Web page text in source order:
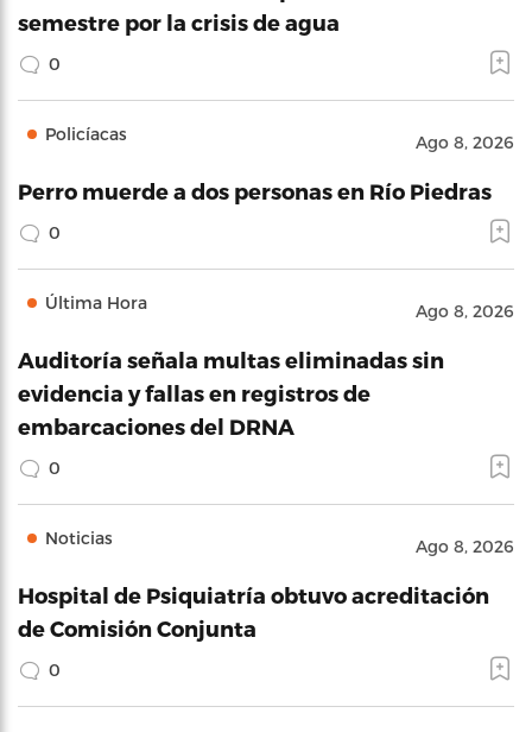
semestre por la crisis de agua
0
Policíacas Ago 8, 2026
Perro muerde a dos personas en Río Piedras
0
Última Hora Ago 8, 2026
Auditoría señala multas eliminadas sin
evidencia y fallas en registros de
embarcaciones del DRNA
0
Noticias Ago 8, 2026
Hospital de Psiquiatría obtuvo acreditación
de Comisión Conjunta
0